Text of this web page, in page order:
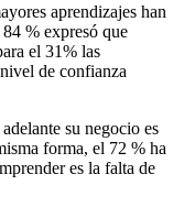
aprendizajes han
% expresó que
el 31% las
de confianza
su negocio es
forma, el 72 % ha
es la falta de